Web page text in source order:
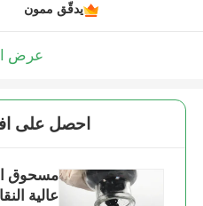
يدقّق ممون
عرض
احصل على
مسحوق
عالية